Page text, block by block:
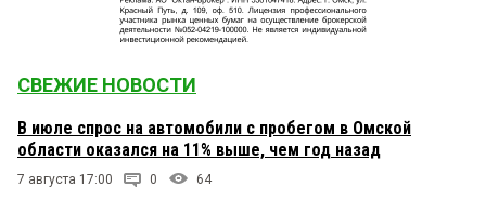
СВЕЖИЕ НОВОСТИ
В июле спрос на автомобили с пробегом в Омской
области оказался на 11% выше, чем год назад
7 августа 17:00 0 64